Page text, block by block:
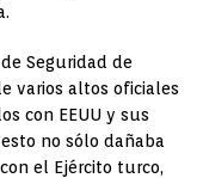
Seguridad de
varios altos oficiales
con EEUU y sus
no sólo dañaba
el Ejército turco,